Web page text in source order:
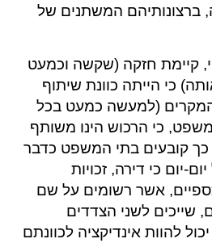
ברצונותיהם המשתנים של
קיימת חזקה (שקשה וכמעט
כי הייתה כוונת שיתוף
(למעשה כמעט בכל
כי הרכוש הינו משותף
קובעים בתי המשפט כדבר
יום כי דירה, זכויות
כספיים, אשר רשומים על שם
שייכים לשני הצדדים
להוות אינדיקציה לכוונתם